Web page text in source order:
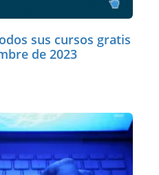
sus cursos gratis
de 2023